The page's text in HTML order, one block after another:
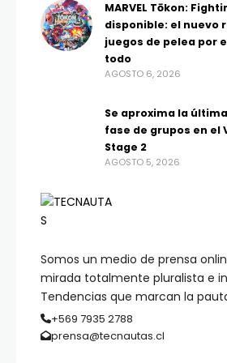
Somos un medio de prensa
mirada totalmente pluralista e
Tendencias que marcan la
+569 7935 2788
prensa@tecnautas.cl
MARVEL Tōkon:
disponible: el nuevo
juegos de pelea por
todo
AGOSTO 6, 2026
Se aproxima la
fase de grupos en el
Stage 2
AGOSTO 5, 2026